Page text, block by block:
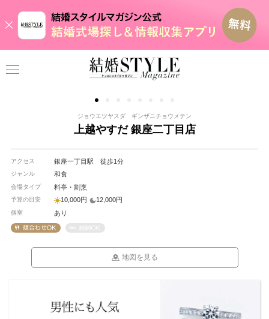
ジョウエツヤスダ ギンザニチョウメテン
上越やすだ 銀座二丁目店
アクセス 銀座一丁目駅 徒歩1分
ジャンル 和食
会場タイプ 料亭・割烹
予算の目安 10,000円 12,000円
個室 あり
地図を見る